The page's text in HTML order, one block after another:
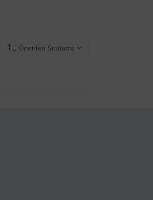
Önerilen Sıralama